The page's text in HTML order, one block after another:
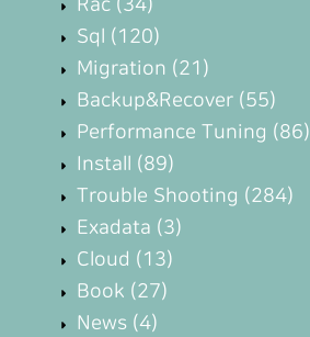
Rac (34)
Sql (120)
Migration (21)
Backup&Recover (55)
Performance Tuning (86)
Install (89)
Trouble Shooting (284)
Exadata (3)
Cloud (13)
Book (27)
News (4)